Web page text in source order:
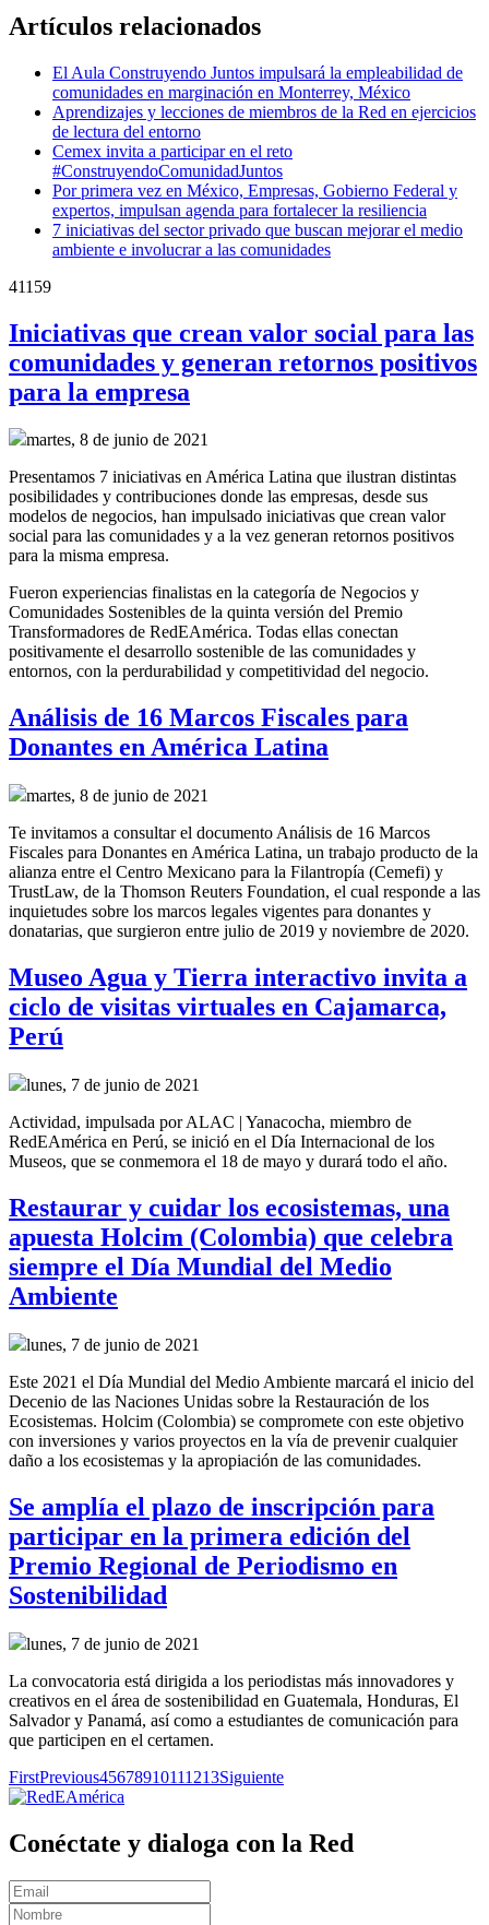
Artículos relacionados
El Aula Construyendo Juntos impulsará la empleabilidad de
comunidades en marginación en Monterrey, México
Aprendizajes y lecciones de miembros de la Red en ejercicios
de lectura del entorno
Cemex invita a participar en el reto
#ConstruyendoComunidadJuntos
Por primera vez en México, Empresas, Gobierno Federal y
expertos, impulsan agenda para fortalecer la resiliencia
7 iniciativas del sector privado que buscan mejorar el medio
ambiente e involucrar a las comunidades
41159
Iniciativas que crean valor social para las
comunidades y generan retornos positivos
para la empresa
martes, 8 de junio de 2021
Presentamos 7 iniciativas en América Latina que ilustran distintas
posibilidades y contribuciones donde las empresas, desde sus
modelos de negocios, han impulsado iniciativas que crean valor
social para las comunidades y a la vez generan retornos positivos
para la misma empresa.
Fueron experiencias finalistas en la categoría de Negocios y
Comunidades Sostenibles de la quinta versión del Premio
Transformadores de RedEAmérica. Todas ellas conectan
positivamente el desarrollo sostenible de las comunidades y
entornos, con la perdurabilidad y competitividad del negocio.
Análisis de 16 Marcos Fiscales para
Donantes en América Latina
martes, 8 de junio de 2021
Te invitamos a consultar el documento Análisis de 16 Marcos
Fiscales para Donantes en América Latina, un trabajo producto de la
alianza entre el Centro Mexicano para la Filantropía (Cemefi) y
TrustLaw, de la Thomson Reuters Foundation, el cual responde a las
inquietudes sobre los marcos legales vigentes para donantes y
donatarias, que surgieron entre julio de 2019 y noviembre de 2020.
Museo Agua y Tierra interactivo invita a
ciclo de visitas virtuales en Cajamarca,
Perú
lunes, 7 de junio de 2021
Actividad, impulsada por ALAC | Yanacocha, miembro de
RedEAmérica en Perú, se inició en el Día Internacional de los
Museos, que se conmemora el 18 de mayo y durará todo el año.
Restaurar y cuidar los ecosistemas, una
apuesta Holcim (Colombia) que celebra
siempre el Día Mundial del Medio
Ambiente
lunes, 7 de junio de 2021
Este 2021 el Día Mundial del Medio Ambiente marcará el inicio del
Decenio de las Naciones Unidas sobre la Restauración de los
Ecosistemas. Holcim (Colombia) se compromete con este objetivo
con inversiones y varios proyectos en la vía de prevenir cualquier
daño a los ecosistemas y la apropiación de las comunidades.
Se amplía el plazo de inscripción para
participar en la primera edición del
Premio Regional de Periodismo en
Sostenibilidad
lunes, 7 de junio de 2021
La convocatoria está dirigida a los periodistas más innovadores y
creativos en el área de sostenibilidad en Guatemala, Honduras, El
Salvador y Panamá, así como a estudiantes de comunicación para
que participen en el certamen.
FirstPrevious45678910111213Siguiente
Conéctate y dialoga con la Red